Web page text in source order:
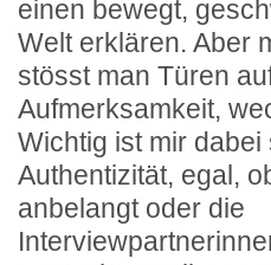
einen bewegt,
Welt erklären. Aber
stösst man Türen
Aufmerksamkeit,
Wichtig ist mir dabei
Authentizität, egal,
anbelangt oder die